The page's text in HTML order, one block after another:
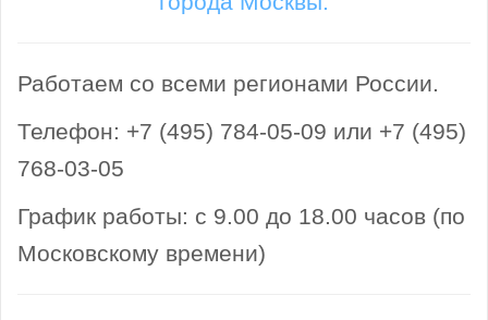
Работаем со всеми регионами России.
Телефон: +7 (495) 784-05-09 или +7 (495)
768-03-05
График работы: с 9.00 до 18.00 часов (по
Московскому времени)